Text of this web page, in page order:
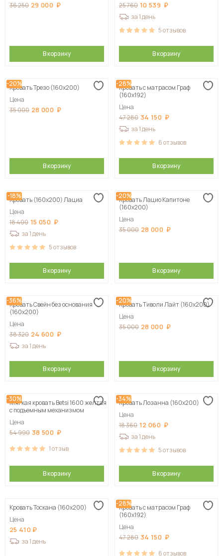
36 250 29 000
В корзину
25 760 10 539
за 1 день
5отзывов
В корзину
-20%
Кровать Трезо (160х200)
Цена
35 000 28 000
В корзину
-28%
Кровать с матрасом Граф
(160х192)
Цена
47 280 34 150
за 1 день
6отзывов
В корзину
-18%
Кровать (160х200) Лациа
Цена
18 400 15 050
за 1 день
5отзывов
В корзину
-20%
Кровать Лацио Капитоне
(160х200)
Цена
35 000 28 000
В корзину
-36%
Кровать Свейн без основания
(160х200)
Цена
38 320 24 600
за 1 день
В корзину
-20%
Кровать Тиволи Лайт (160х200)
Цена
35 000 28 000
В корзину
-30%
Мягкая кровать Betsi 1600 желтая
с подъемным механизмом
Цена
54 990 38 500
1отзыв
В корзину
-34%
Кровать Лозанна (160х200)
Цена
18 360 12 060
за 1 день
5отзывов
В корзину
Кровать Тоскана (160х200)
Цена
25 410
за 1 день
-28%
Кровать с матрасом Граф
(160х192)
Цена
47 280 34 150
6отзывов